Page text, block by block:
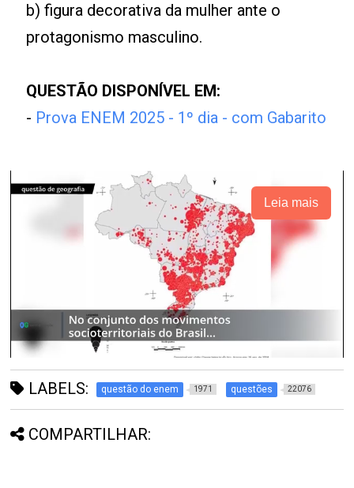
b) figura decorativa da mulher ante o
protagonismo masculino.
QUESTÃO DISPONÍVEL EM:
- Prova ENEM 2025 - 1º dia - com Gabarito
Leia mais
LABELS: questão do enem 1971 questões 22076
COMPARTILHAR: